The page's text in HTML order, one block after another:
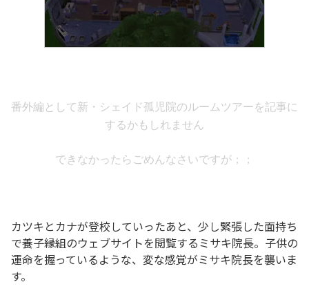
番外編として新・シェイド孤児院のルームツアーを記事に
するかもしれません
できなかったらごめんなさいですが；；
カツキとカナが登校していったあと、少し緊張した面持ち
で養子縁組のウェブサイトを閲覧するミサキ院長。子供の
運命を握っているような、変な感覚がミサキ院長を襲いま
す。